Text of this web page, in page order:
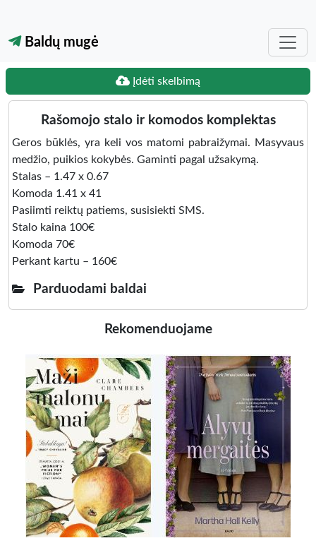
Baldų mugė
Įdėti skelbimą
Rašomojo stalo ir komodos komplektas
Geros būklės, yra keli vos matomi pabraižymai. Masyvaus
medžio, puikios kokybės. Gaminti pagal užsakymą.
Stalas – 1.47 x 0.67
Komoda 1.41 x 41
Pasiimti reiktų patiems, susisiekti SMS.
Stalo kaina 100€
Komoda 70€
Perkant kartu – 160€
Parduodami baldai
Rekomenduojame